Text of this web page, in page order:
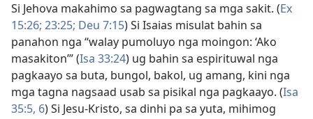
Si Jehova makahimo sa pagwagtang sa mga sakit. (Ex
15:26; 23:25; Deu 7:15) Si Isaias misulat bahin sa
panahon nga “walay pumoluyo nga moingon: ‘Ako
masakiton’” (Isa 33:24) ug bahin sa espirituwal nga
pagkaayo sa buta, bungol, bakol, ug amang, kini nga
mga tagna nagsaad usab sa pisikal nga pagkaayo. (Isa
35:​5, 6) Si Jesu-Kristo, sa dinhi pa sa yuta, mihimog